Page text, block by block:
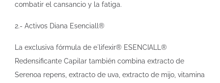
combatir el cansancio y la fatiga.
2.- Activos Diana Esenciall®
La exclusiva fórmula de e´lifexir® ESENCIALL®
Redensificante Capilar también combina extracto de
Serenoa repens, extracto de uva, extracto de mijo, vitamina